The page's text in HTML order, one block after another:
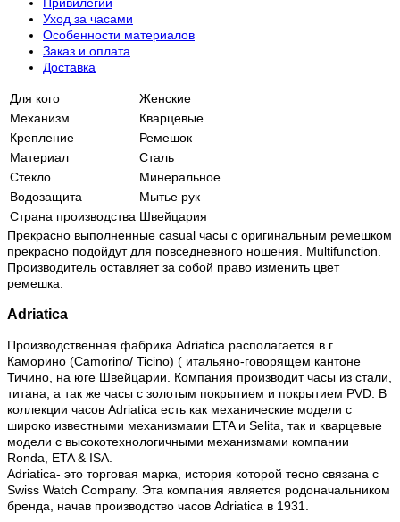
Уход за часами
Особенности материалов
Заказ и оплата
Доставка
Для кого
Женские
Механизм
Кварцевые
Крепление
Ремешок
Материал
Сталь
Стекло
Минеральное
Водозащита
Мытье рук
Страна производства Швейцария
Прекрасно выполненные casual часы с оригинальным ремешком
прекрасно подойдут для повседневного ношения. Multifunction.
Производитель оставляет за собой право изменить цвет
ремешка.
Adriatica
Производственная фабрика Adriatica располагается в г.
Каморино (Camorino/ Ticino) ( итальяно-говорящем кантоне
Тичино, на юге Швейцарии. Компания производит часы из стали,
титана, а так же часы с золотым покрытием и покрытием PVD. В
коллекции часов Adriatica есть как механические модели с
широко известными механизмами ETA и Selita, так и кварцевые
модели с высокотехнологичными механизмами компании
Ronda, ETA & ISA.
Adriatica- это торговая марка, история которой тесно связана с
Swiss Watch Company. Эта компания является родоначальником
бренда, начав производство часов Adriatica в 1931.